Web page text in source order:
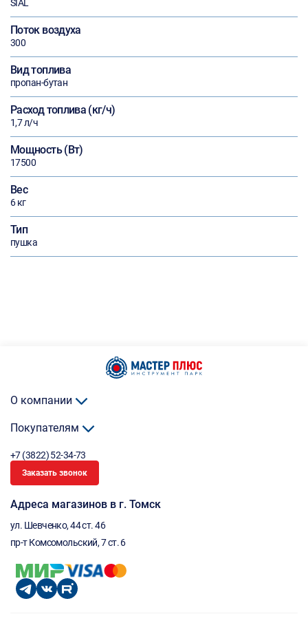
SIAL
Поток воздуха
300
Вид топлива
пропан-бутан
Расход топлива (кг/ч)
1,7 л/ч
Мощность (Вт)
17500
Вес
6 кг
Тип
пушка
О компании
Покупателям
+7 (3822) 52-34-73
Заказать звонок
Адреса магазинов в г. Томск
ул. Шевченко, 44 ст. 46
пр-т Комсомольский, 7 ст. 6